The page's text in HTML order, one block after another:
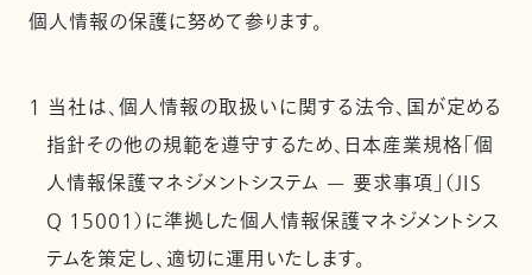
個人情報の保護に努めて参ります。
1 当社は、個人情報の取扱いに関する法令、国が定める
指針その他の規範を遵守するため、日本産業規格「個
人情報保護マネジメントシステム — 要求事項」（JIS
Q 15001）に準拠した個人情報保護マネジメントシス
テムを策定し、適切に運用いたします。